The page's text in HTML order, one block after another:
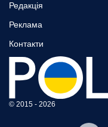
Редакція
Реклама
Контакти
© 2015 - 2026